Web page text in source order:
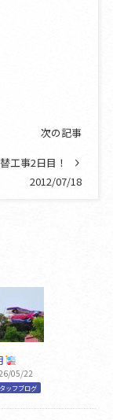
次の記事
工事2日目！
2012/07/18
05/22
ッフブログ